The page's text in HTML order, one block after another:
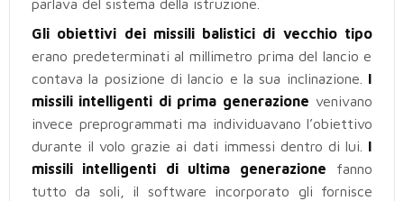
parlava del sistema della istruzione.
Gli obiettivi dei missili balistici di vecchio tipo
erano predeterminati al millimetro prima del lancio e
contava la posizione di lancio e la sua inclinazione. I
missili intelligenti di prima generazione venivano
invece preprogrammati ma individuavano l’obiettivo
durante il volo grazie ai dati immessi dentro di lui. I
missili intelligenti di ultima generazione fanno
tutto da soli, il software incorporato gli fornisce